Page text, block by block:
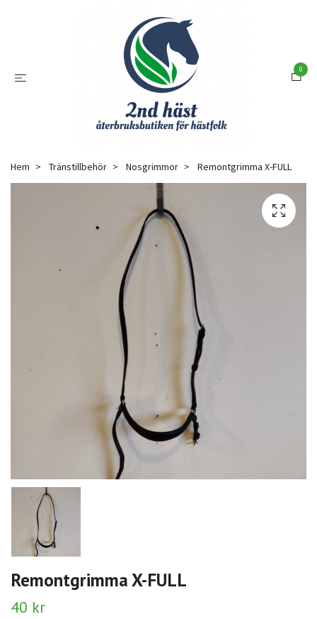
0
Hem Tränstillbehör Nosgrimmor Remontgrimma X-FULL
Remontgrimma X-FULL
40 kr